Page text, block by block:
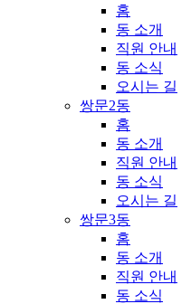
홈
동 소개
직원 안내
동 소식
오시는 길
쌍문2동
홈
동 소개
직원 안내
동 소식
오시는 길
쌍문3동
홈
동 소개
직원 안내
동 소식